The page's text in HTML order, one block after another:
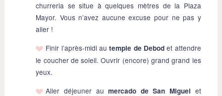
churreria se situe à quelques mètres de la Plaza
Mayor. Vous n’avez aucune excuse pour ne pas y
aller !
Finir l’après-midi autemple de Debod et attendre
le coucher de soleil. Ouvrir (encore) grand grand les
yeux.
Aller déjeuner aumercado de San Miguel et